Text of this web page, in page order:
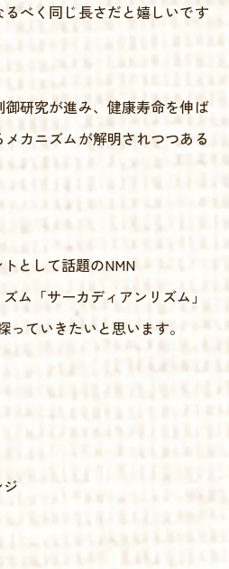
べく同じ長さだと嬉しいです
研究が進み、健康寿命を伸ば
カニズムが解明されつつある
として話題のNMN
ム「サーカディアンリズム」
ていきたいと思います。